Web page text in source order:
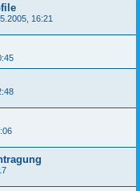
16:21